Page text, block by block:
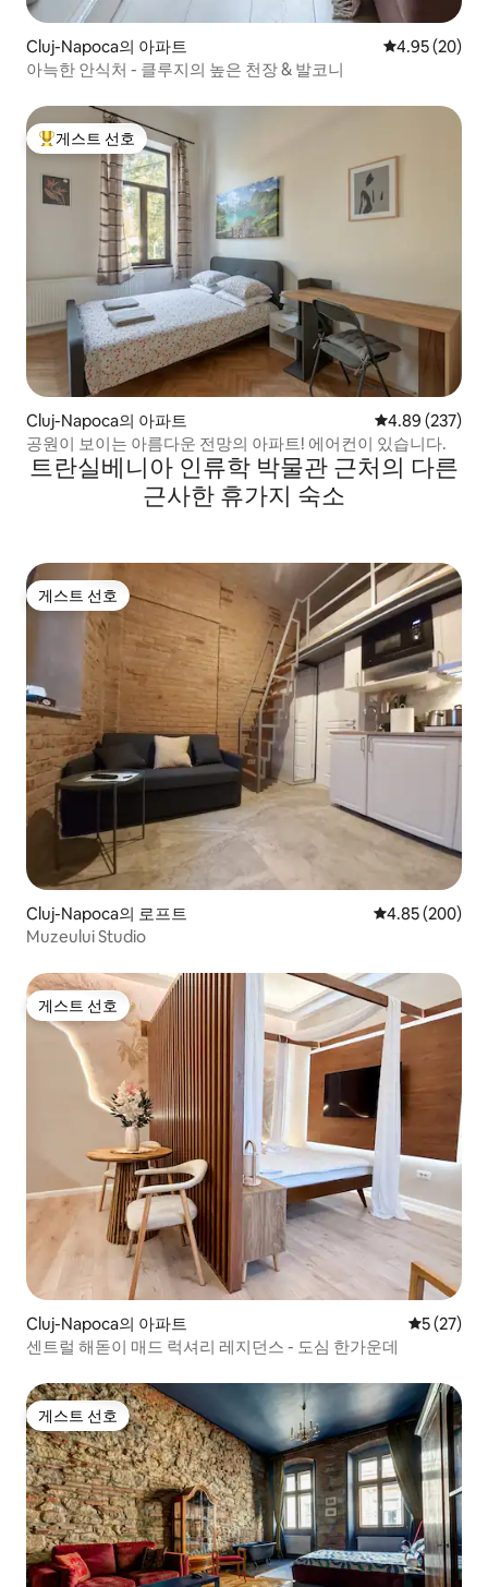
Cluj-Napoca의 아파트 평점 4.95점(5
4.95 (20)
아늑한 안식처 - 클루지의 높은 천장 & 발코니
상위 게스트 선호
게스트 선호
Cluj-Napoca의 아파트 평점 4.89점(5
4.89 (237)
공원이 보이는 아름다운 전망의 아파트! 에어컨이 있습니다.
트란실베니아 인류학 박물관 근처의 다른
근사한 휴가지 숙소
게스트 선호
게스트 선호
Cluj-Napoca의 로프트 평점 4.85점(5
4.85 (200)
Muzeului Studio
게스트 선호
게스트 선호
Cluj-Napoca의 아파트 평점 5점
5 (27)
센트럴 해돋이 매드 럭셔리 레지던스 - 도심 한가운데
게스트 선호
게스트 선호